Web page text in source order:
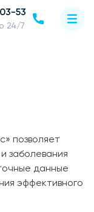
53
24/7
позволяет
заболевания
данные
эффективного